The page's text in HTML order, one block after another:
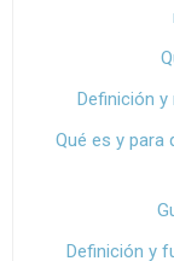
Definición
Qué es y
Definición y